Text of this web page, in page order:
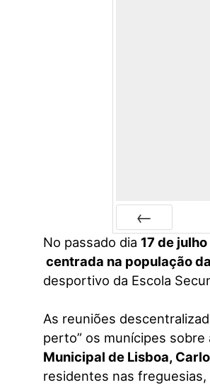
Anterior
No passado dia 17 de
centrada na população
desportivo da Escola
As reuniões
perto” os munícipes sobre
Municipal de Lisboa,
residentes nas